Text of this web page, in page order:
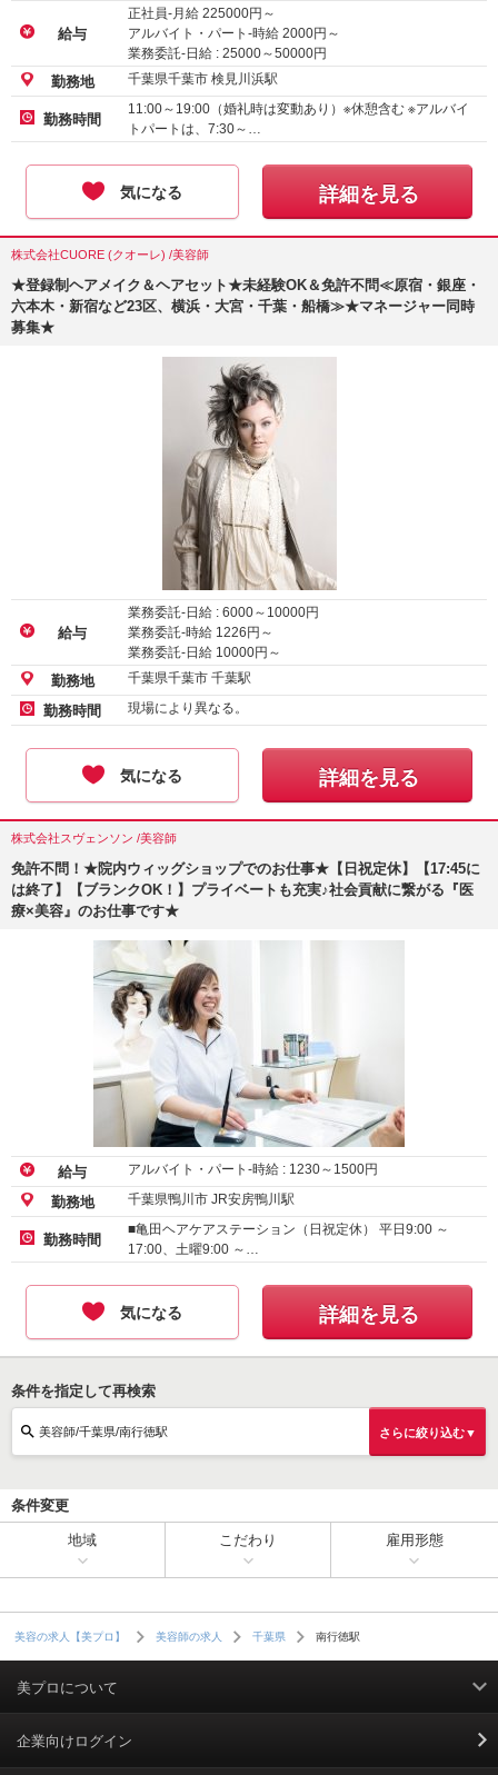
給与
正社員-月給 225000円～
アルバイト・パート-時給 2000円～
業務委託-日給 : 25000～50000円
勤務地 千葉県千葉市 検見川浜駅
勤務時間
11:00～19:00（婚礼時は変動あり）※休憩含む ※アルバイ
トパートは、7:30～…
気になる 詳細を見る
株式会社CUORE (クオーレ) /美容師
★登録制ヘアメイク＆ヘアセット★未経験OK＆免許不問≪原宿・銀座・
六本木・新宿など23区、横浜・大宮・千葉・船橋≫★マネージャー同時
募集★
給与
業務委託-日給 : 6000～ 10000円
業務委託-時給 1226 円～
業務委託-日給 10000円～
勤務地 千葉県千葉市 千葉駅
勤務時間 現場により異なる。
気になる 詳細を見る
株式会社スヴェンソン /美容師
免許不問！★院内ウィッグショップでのお仕事★【日祝定休】【17:45に
は終了】【ブランクOK！】プライベートも充実♪社会貢献に繋がる『医
療×美容』のお仕事です★
給与 アルバイト・パート-時給 : 1230～ 1500円
勤務地 千葉県鴨川市 JR安房鴨川駅
勤務時間
■亀田ヘアケアステーション（日祝定休） 平日9:00 ～
17:00、土曜9:00 ～…
気になる 詳細を見る
条件を指定して再検索
美容師/千葉県/南行徳駅 さらに絞り込む▼
条件変更
地域 こだわり 雇用形態
美容の求人【美プロ】 美容師の求人 千葉県 南行徳駅
美プロについて
利用規約
企業向けログイン